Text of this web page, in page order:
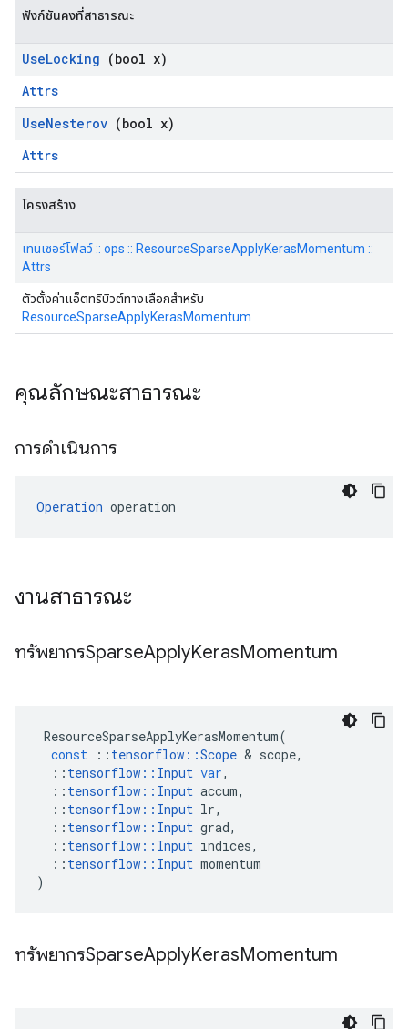
ฟังก์ชันคงที่สาธารณะ
UseLocking (bool x)
Attrs
UseNesterov (bool x)
Attrs
โครงสร้าง
เทนเซอร์โฟลว์ :: ops :: ResourceSparseApplyKerasMomentum ::
Attrs
ตัวตั้งค่าแอ็ตทริบิวต์ทางเลือกสำหรับ
ResourceSparseApplyKerasMomentum
คุณลักษณะสาธารณะ
การดำเนินการ
Operation operation
งานสาธารณะ
ทรัพยากรSparseApplyKerasMomentum
ResourceSparseApplyKerasMomentum(
const
:: tensorflow ::Scope & scope,
:: tensorflow :: Input var,
:: tensorflow :: Input accum,
:: tensorflow :: Input lr,
:: tensorflow :: Input grad,
:: tensorflow :: Input indices,
:: tensorflow :: Input momentum
)
ทรัพยากรSparseApplyKerasMomentum